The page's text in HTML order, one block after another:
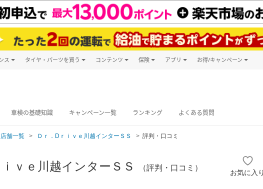
ス タイヤ・パーツを買う コンテンツ 保険 アプリ お得/キャンペーン
車検の基礎知識 キャンペーン一覧 ランキング よくある質問
舗一覧 Ｄｒ．Dｒｉｖｅ川越インターＳＳ 評判・口コミ
ｖｅ川越インターＳＳ （評判・口コミ）
お気に入